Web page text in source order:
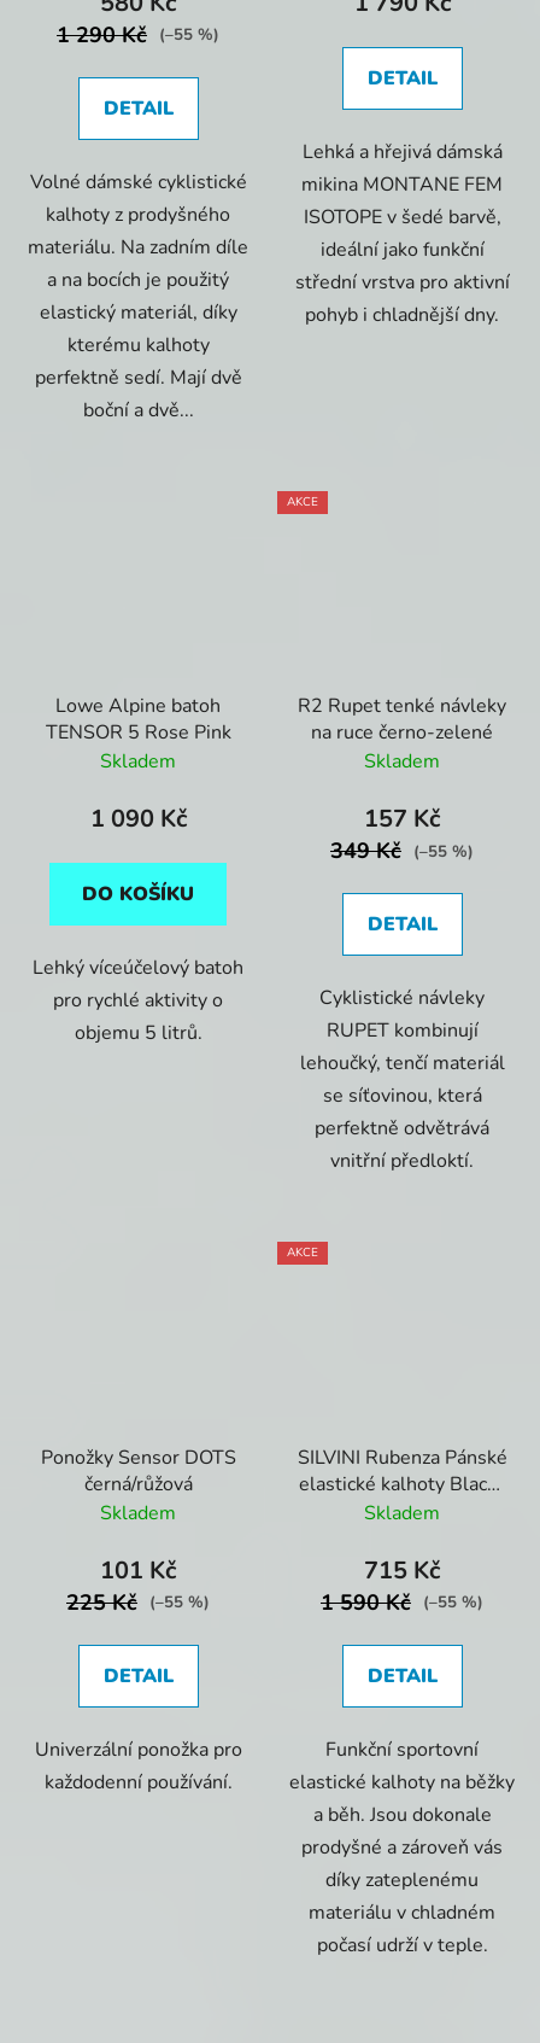
1 290 Kč (–55 %)
DETAIL
Volné dámské cyklistické
kalhoty z prodyšného
materiálu. Na zadním díle
a na bocích je použitý
elastický materiál, díky
kterému kalhoty
perfektně sedí. Mají dvě
boční a dvě...
DETAIL
Lehká a hřejivá dámská
mikina MONTANE FEM
ISOTOPE v šedé barvě,
ideální jako funkční
střední vrstva pro aktivní
pohyb i chladnější dny.
Lowe Alpine batoh
TENSOR 5 Rose Pink
Skladem
1 090 Kč
DO KOŠÍKU
Lehký víceúčelový batoh
pro rychlé aktivity o
objemu 5 litrů.
AKCE
R2 Rupet tenké návleky
na ruce černo-zelené
Skladem
157 Kč
349 Kč (–55 %)
DETAIL
Cyklistické návleky
RUPET kombinují
lehoučký, tenčí materiál
se síťovinou, která
perfektně odvětrává
vnitřní předloktí.
Ponožky Sensor DOTS
černá/růžová
Skladem
101 Kč
225 Kč (–55 %)
DETAIL
Univerzální ponožka pro
každodenní používání.
AKCE
SILVINI Rubenza Pánské
elastické kalhoty Black-
Cloud
Skladem
715 Kč
1 590 Kč (–55 %)
DETAIL
Funkční sportovní
elastické kalhoty na běžky
a běh. Jsou dokonale
prodyšné a zároveň vás
díky zateplenému
materiálu v chladném
počasí udrží v teple.